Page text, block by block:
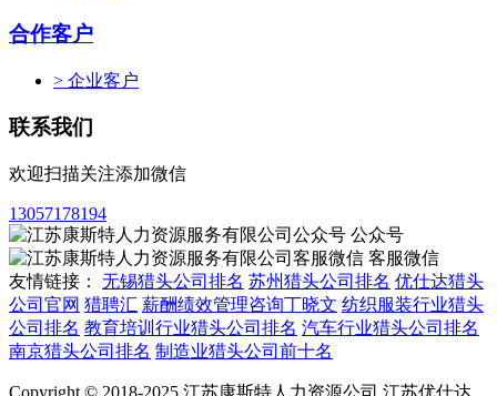
合作客户
> 企业客户
联系我们
欢迎扫描关注添加微信
13057178194
公众号
客服微信
友情链接： 无锡猎头公司排名 苏州猎头公司排名 优仕达猎头
公司官网 猎聘汇 薪酬绩效管理咨询丁晓文 纺织服装行业猎头
公司排名 教育培训行业猎头公司排名 汽车行业猎头公司排名
南京猎头公司排名 制造业猎头公司前十名